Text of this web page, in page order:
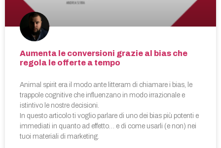
Aumenta le conversioni grazie al bias che
regola le offerte a tempo
Animal spirit era il modo ante litteram di chiamare i bias, le
trappole cognitive che influenzano in modo irrazionale e
istintivo le nostre decisioni.
In questo articolo ti voglio parlare di uno dei bias più potenti e
immediati in quanto ad effetto… e di come usarli (e non) nei
tuoi materiali di marketing.